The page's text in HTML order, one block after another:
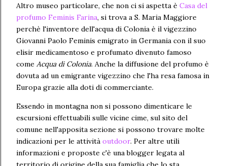
Altro museo particolare, che non ci si aspetta è Casa del
profumo Feminis Farina, si trova a S. Maria Maggiore
perchè l'inventore dell'acqua di Colonia è il vigezzino
Giovanni Paolo Feminis emigrato in Germania con il suo
elisir medicamentoso e profumato divenuto famoso
come Acqua di Colonia. Anche la diffusione del profumo è
dovuta ad un emigrante vigezzino che l'ha resa famosa in
Europa grazie alla doti di commerciante.
Essendo in montagna non si possono dimenticare le
escursioni effettuabili sulle vicine cime, sul sito del
comune nell'apposita sezione si possono trovare molte
indicazioni per le attività outdoor. Per altre utili
informazioni e proposte c'è una blogger legata al